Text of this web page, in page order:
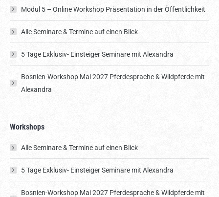
Modul 5 – Online Workshop Präsentation in der Öffentlichkeit
Alle Seminare & Termine auf einen Blick
5 Tage Exklusiv- Einsteiger Seminare mit Alexandra
Bosnien-Workshop Mai 2027 Pferdesprache & Wildpferde mit
Alexandra
Workshops
Alle Seminare & Termine auf einen Blick
5 Tage Exklusiv- Einsteiger Seminare mit Alexandra
Bosnien-Workshop Mai 2027 Pferdesprache & Wildpferde mit